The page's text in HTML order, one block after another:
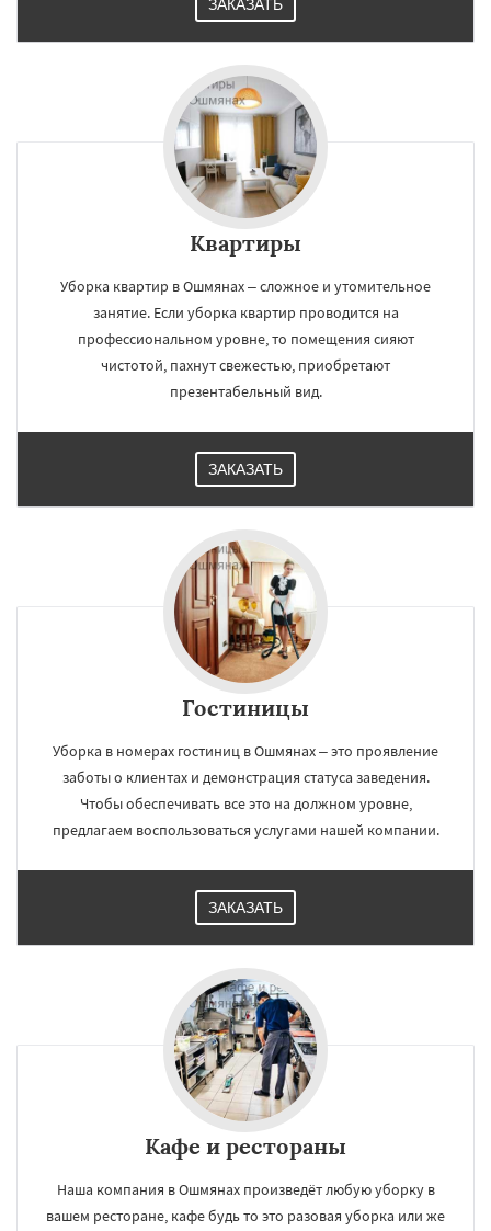
ЗАКАЗАТЬ
Квартиры
Уборка квартир в Ошмянах – сложное и утомительное
занятие. Если уборка квартир проводится на
профессиональном уровне, то помещения сияют
чистотой, пахнут свежестью, приобретают
презентабельный вид.
ЗАКАЗАТЬ
Гостиницы
Уборка в номерах гостиниц в Ошмянах – это проявление
заботы о клиентах и демонстрация статуса заведения.
Чтобы обеспечивать все это на должном уровне,
предлагаем воспользоваться услугами нашей компании.
ЗАКАЗАТЬ
Кафе и рестораны
Наша компания в Ошмянах произведёт любую уборку в
вашем ресторане, кафе будь то это разовая уборка или же